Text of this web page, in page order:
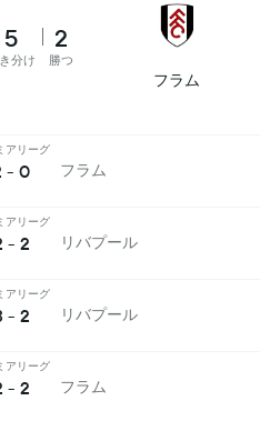
5
分け
2
勝つ
フラム
アリーグ
- 0 フラム
アリーグ
- 2 リバプール
アリーグ
- 2 リバプール
アリーグ
- 2 フラム